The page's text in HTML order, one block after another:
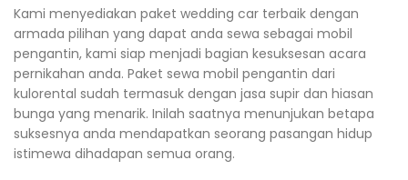
Kami menyediakan paket wedding car terbaik dengan
armada pilihan yang dapat anda sewa sebagai mobil
pengantin, kami siap menjadi bagian kesuksesan acara
pernikahan anda. Paket sewa mobil pengantin dari
kulorental sudah termasuk dengan jasa supir dan hiasan
bunga yang menarik. Inilah saatnya menunjukan betapa
suksesnya anda mendapatkan seorang pasangan hidup
istimewa dihadapan semua orang.